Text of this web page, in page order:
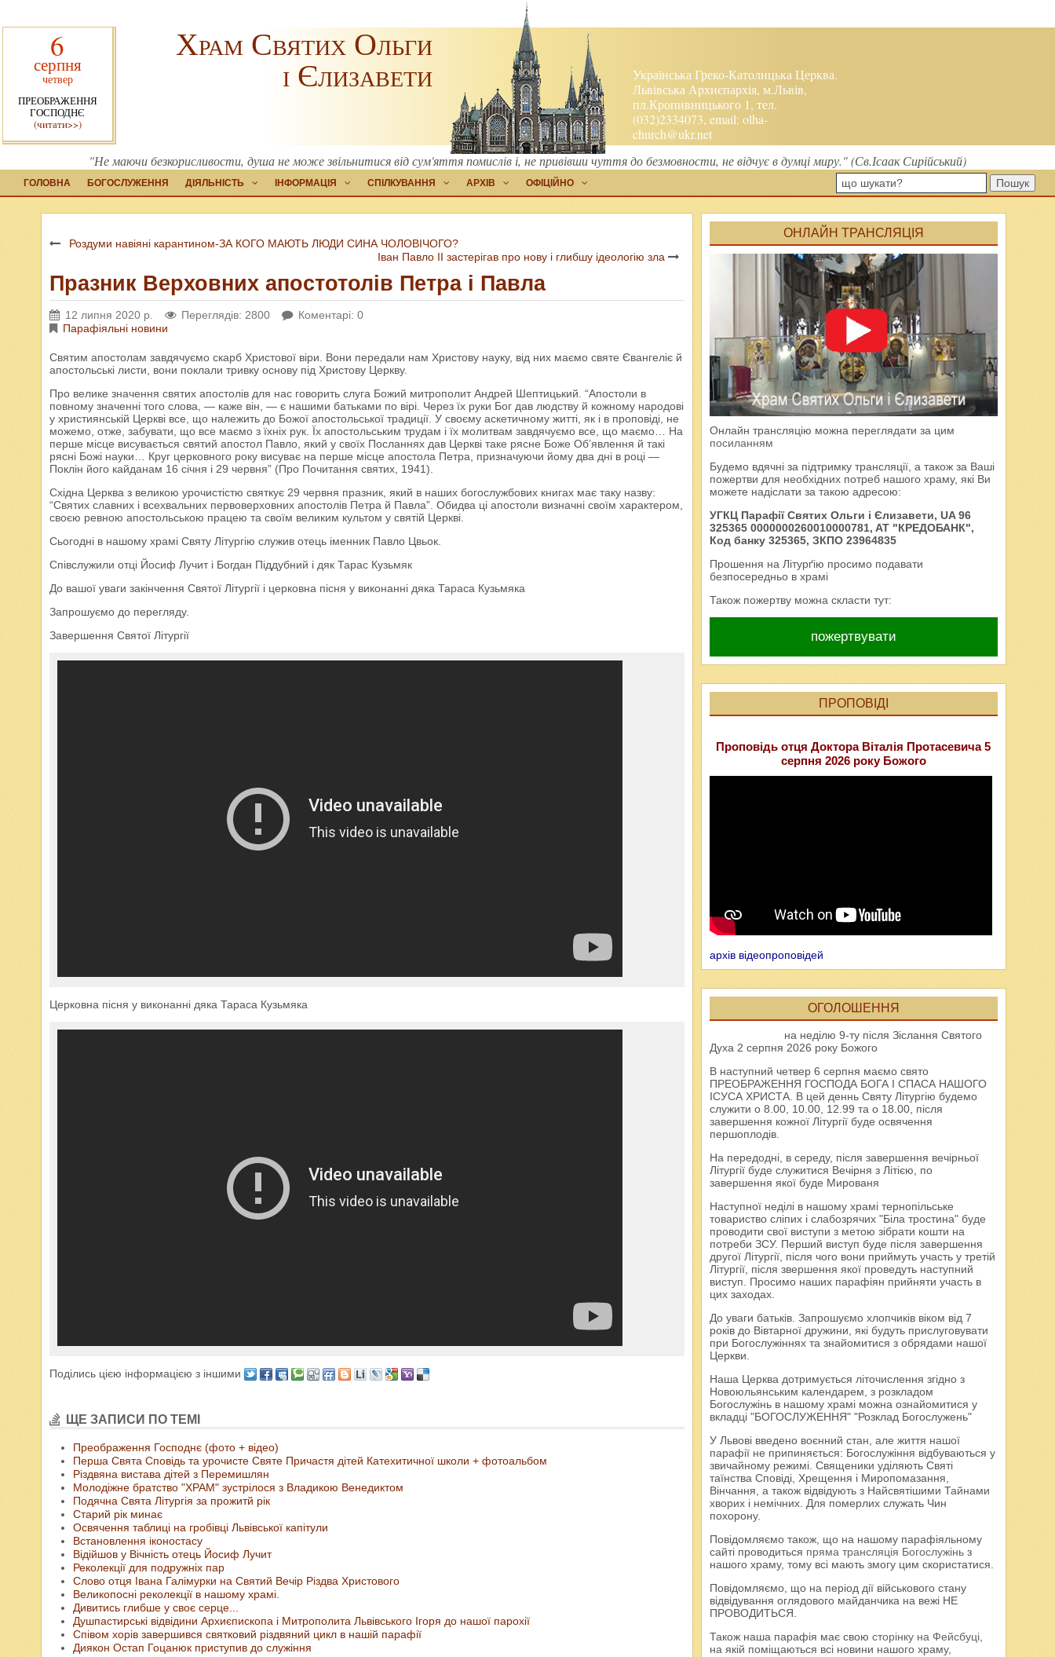
6
серпня
четвер
ПРЕОБРАЖЕННЯ
ГОСПОДНЄ
(читати>>)
Українська Греко-Католицька Церква.
Львівська Архиєпархія, м.Львів,
пл.Кропивницького 1, тел.
(032)2334073, email:olha-
church@ukr.net
Храм Святих Ольги
і Єлизавети
"Не маючи безкорисливости, душа не може звільнитися від сум'яття помислів і, не привівши чуття до безмовности, не відчує в думці миру." (Св.Ісаак Сирійський)
ГОЛОВНА БОГОСЛУЖЕННЯ ДІЯЛЬНІСТЬ ІНФОРМАЦІЯ СПІЛКУВАННЯ АРХІВ ОФІЦІЙНО Пошук
Роздуми навіяні карантином-ЗА КОГО МАЮТЬ ЛЮДИ СИНА ЧОЛОВІЧОГО?
Іван Павло ІІ застерігав про нову і глибшу ідеологію зла
Празник Верховних апостотолів Петра і Павла
12 липня 2020 р. Переглядів: 2800
Коментарі: 0
Парафіяльні новини
Святим апостолам завдячуємо скарб Христової віри. Вони передали нам Христову науку, від них маємо святе Євангеліє й
апостольські листи, вони поклали тривку основу під Христову Церкву.
Про велике значення святих апостолів для нас говорить слуга Божий митрополит Андрей Шептицький. “Апостоли в
повному значенні того слова, — каже він, — є нашими батьками по вірі. Через їх руки Бог дав людству й кожному народові
у християнській Церкві все, що належить до Божої апостольської традиції. У своєму аскетичному житті, як і в проповіді, не
можемо, отже, забувати, що все маємо з їхніх рук. Їх апостольським трудам і їх молитвам завдячуємо все, що маємо… На
перше місце висувається святий апостол Павло, який у своїх Посланнях дав Церкві таке рясне Боже Об’явлення й такі
рясні Божі науки… Круг церковного року висуває на перше місце апостола Петра, призначуючи йому два дні в році —
Поклін його кайданам 16 січня і 29 червня” (Про Почитання святих, 1941).
Східна Церква з великою урочистістю святкує 29 червня празник, який в наших богослужбових книгах має таку назву:
“Святих славних і всехвальних первоверховних апостолів Петра й Павла”. Обидва ці апостоли визначні своїм характером,
своєю ревною апостольською працею та своїм великим культом у святій Церкві.
Сьогодні в нашому храмі Святу Літургію служив отець іменник Павло Цвьок.
Співслужили отці Йосиф Лучит і Богдан Піддубний і дяк Тарас Кузьмяк
До вашої уваги закінчення Святої Літургії і церковна пісня у виконанні дяка Тараса Кузьмяка
Запрошуємо до перегляду.
Завершення Святої Літургії
Церковна пісня у виконанні дяка Тараса Кузьмяка
Поділись цією інформацією з іншими
ЩЕ ЗАПИСИ ПО ТЕМІ
Преображення Господнє (фото + відео)
Перша Свята Сповідь та урочисте Святе Причастя дітей Катехитичної школи + фотоальбом
Різдвяна вистава дітей з Перемишлян
Молодіжне братство "ХРАМ" зустрілося з Владикою Венедиктом
Подячна Свята Літургія за прожитй рік
Старий рік минає
Освячення таблиці на гробівці Львівської капітули
Встановлення іконостасу
Відійшов у Вічність отець Йосиф Лучит
Реколекції для подружніх пар
Слово отця Івана Галімурки на Святий Вечір Різдва Христового
Великопосні реколекції в нашому храмі.
Дивитись глибше у своє серце...
Душпастирські відвідини Архиєпископа і Митрополита Львівського Ігоря до нашої парохії
Співом хорів завершився святковий різдвяний цикл в нашій парафії
Диякон Остап Гоцанюк приступив до служіння
ОНЛАЙН ТРАНСЛЯЦІЯ
Онлайн трансляцію можна переглядати за цим
посиланням
Будемо вдячні за підтримку трансляції, а також за Ваші
пожертви для необхідних потреб нашого храму, які Ви
можете надіслати за такою адресою:
УГКЦ Парафії Святих Ольги і Єлизавети, UA 96
325365 0000000260010000781, AT "КРЕДОБАНК",
Код банку 325365, ЗКПО 23964835
Прошення на Літурґію просимо подавати
безпосередньо в храмі
Також пожертву можна скласти тут:
пожертвувати
ПРОПОВІДІ
Проповідь отця Доктора Віталія Протасевича 5
серпня 2026 року Божого
архів відеопроповідей
ОГОЛОШЕННЯ
на неділю 9-ту після Зіслання Святого
Духа 2 серпня 2026 року Божого
В наступний четвер 6 серпня маємо свято
ПРЕОБРАЖЕННЯ ГОСПОДА БОГА І СПАСА НАШОГО
ІСУСА ХРИСТА. В цей деннь Святу Літургію будемо
служити о 8.00, 10.00, 12.99 та о 18.00, після
завершення кожної Літургії буде освячення
першоплодів.
На передодні, в середу, після завершення вечірньої
Літургії буде служитися Вечірня з Літією, по
завершення якої буде Мированя
Наступної неділі в нашому храмі тернопільське
товариство сліпих і слабозрячих "Біла тростина" буде
проводити свої виступи з метою зібрати кошти на
потреби ЗСУ. Перший виступ буде після завершення
другої Літургії, після чого вони приймуть участь у третій
Літургії, після звершення якої проведуть наступний
виступ. Просимо наших парафіян прийняти участь в
цих заходах.
До уваги батьків. Запрошуємо хлопчиків віком від 7
років до Вівтарної дружини, які будуть прислуговувати
при Богослужіннях та знайомитися з обрядами нашої
Церкви.
Наша Церква дотримується літочислення згідно з
Новоюльянським календарем, з розкладом
Богослужінь в нашому храмі можна ознайомитися у
вкладці "БОГОСЛУЖЕННЯ" "Розклад Богослужень"
У Львові введено воєнний стан, але життя нашої
парафії не припиняється: Богослужіння відбуваються у
звичайному режимі. Священики уділяють Святі
таїнства Сповіді, Хрещення і Миропомазання,
Вінчання, а також відвідують з Найсвятішими Тайнами
хворих і немічних. Для померлих служать Чин
похорону.
Повідомляємо також, що на нашому парафіяльному
сайті проводиться пряма трансляція Богослужіньз
нашого храму, тому всі мають змогу цим скористатися.
Повідомляємо, що на період дії військового стану
відвідування оглядового майданчика на вежі НЕ
ПРОВОДИТЬСЯ.
Також наша парафія має свою сторінку на Фейсбуці,
на якій поміщаються всі новини нашого храму,